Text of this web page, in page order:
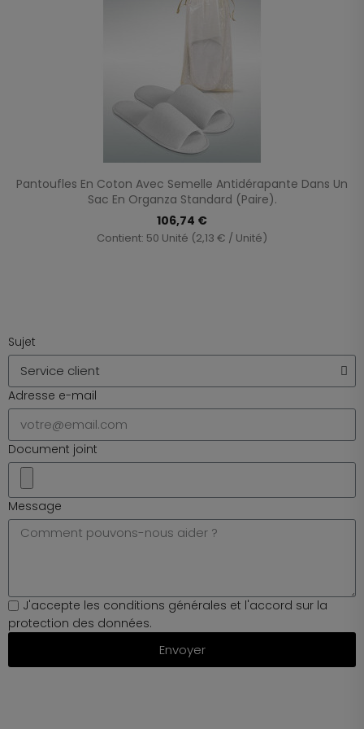
Pantoufles En Coton Avec Semelle Antidérapante Dans Un
Sac En Organza Standard (paire).
106,74 €
Contient: 50 Unité (2,13 € / Unité)
Sujet
Adresse e-mail
Document joint
Message
J'accepte les conditions générales et l'accord sur la
protection des données.
Envoyer